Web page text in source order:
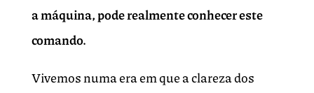
a máquina, pode realmente conhecer este
comando.
Vivemos numa era em que a clareza dos